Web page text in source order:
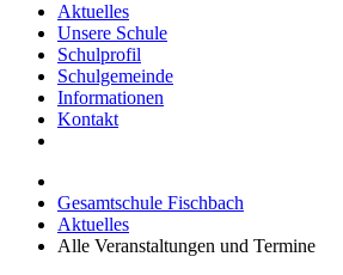
Aktuelles
Unsere Schule
Schulprofil
Schulgemeinde
Informationen
Kontakt
Gesamtschule Fischbach
Aktuelles
Alle Veranstaltungen und Termine